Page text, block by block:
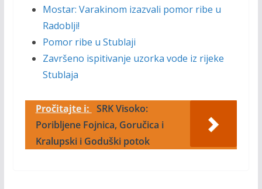
Mostar: Varakinom izazvali pomor ribe u
Radoblji!
Pomor ribe u Stublaji
Završeno ispitivanje uzorka vode iz rijeke
Stublaja
Pročitajte i: SRK Visoko:
Poribljene Fojnica, Goručica i
Kralupski i Goduški potok